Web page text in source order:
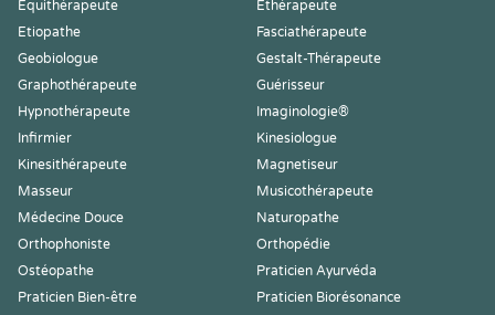
Equithérapeute
Ethérapeute
Etiopathe
Fasciathérapeute
Geobiologue
Gestalt-Thérapeute
Graphothérapeute
Guérisseur
Hypnothérapeute
Imaginologie®
Infirmier
Kinesiologue
Kinesithérapeute
Magnetiseur
Masseur
Musicothérapeute
Médecine Douce
Naturopathe
Orthophoniste
Orthopédie
Ostéopathe
Praticien Ayurvéda
Praticien Bien-être
Praticien Biorésonance